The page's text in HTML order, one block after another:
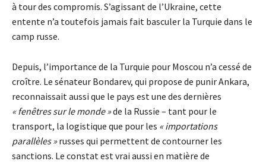
à tour des compromis. S’agissant de l’Ukraine, cette
entente n’a toutefois jamais fait basculer la Turquie dans le
camp russe.
Depuis, l’importance de la Turquie pour Moscou n’a cessé de
croître. Le sénateur Bondarev, qui propose de punir Ankara,
reconnaissait aussi que le pays est une des dernières
« fenêtres sur le monde »de la Russie – tant pour le
transport, la logistique que pour les « importations
parallèles »russes qui permettent de contourner les
sanctions. Le constat est vrai aussi en matière de